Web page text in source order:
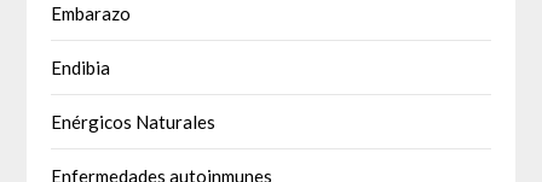
Embarazo
Endibia
Enérgicos Naturales
Enfermedades autoinmunes